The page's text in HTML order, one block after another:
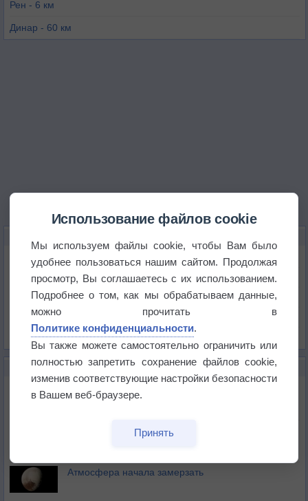
Рен - 6 км
Динар - 60 км
Температура
Давление
Осадки
Облачность
Список всех карт
НОВОЕ О ПОГОДЕ
Космическая погода влияет на транспорт
Приложение построит маршрут через тень
Атмосфера начала замерзать
Использование файлов cookie
Мы используем файлы cookie, чтобы Вам было
удобнее пользоваться нашим сайтом. Продолжая
просмотр, Вы соглашаетесь с их использованием.
Подробнее о том, как мы обрабатываем данные,
можно прочитать в
Политике конфиденциальности.
Вы также можете самостоятельно ограничить или
полностью запретить сохранение файлов cookie,
изменив соответствующие настройки безопасности
в Вашем веб-браузере.
Принять